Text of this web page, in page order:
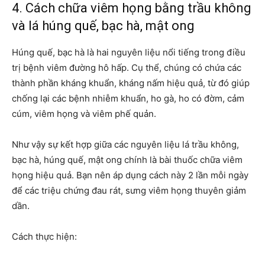
4. Cách chữa viêm họng bằng trầu không
và lá húng quế, bạc hà, mật ong
Húng quế, bạc hà là hai nguyên liệu nổi tiếng trong điều
trị bệnh viêm đường hô hấp. Cụ thể, chúng có chứa các
thành phần kháng khuẩn, kháng nấm hiệu quả, từ đó giúp
chống lại các bệnh nhiễm khuẩn, ho gà, ho có đờm, cảm
cúm, viêm họng và viêm phế quản.
Như vậy sự kết hợp giữa các nguyên liệu lá trầu không,
bạc hà, húng quế, mật ong chính là bài thuốc chữa viêm
họng hiệu quả. Bạn nên áp dụng cách này 2 lần mỗi ngày
để các triệu chứng đau rát, sưng viêm họng thuyên giảm
dần.
Cách thực hiện: